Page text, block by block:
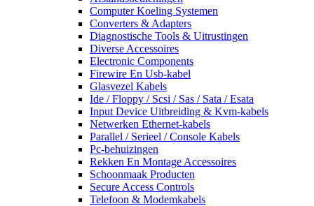
Computer Koeling Systemen
Converters & Adapters
Diagnostische Tools & Uitrustingen
Diverse Accessoires
Electronic Components
Firewire En Usb-kabel
Glasvezel Kabels
Ide / Floppy / Scsi / Sas / Sata / Esata
Input Device Uitbreiding & Kvm-kabels
Netwerken Ethernet-kabels
Parallel / Serieel / Console Kabels
Pc-behuizingen
Rekken En Montage Accessoires
Schoonmaak Producten
Secure Access Controls
Telefoon & Modemkabels